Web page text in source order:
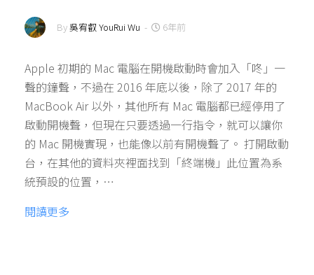
By吳宥叡 YouRui Wu - 6年前
Apple 初期的 Mac 電腦在開機啟動時會加入「咚」一
聲的鐘聲，不過在 2016 年底以後，除了 2017 年的
MacBook Air 以外，其他所有 Mac 電腦都已經停用了
啟動開機聲，但現在只要透過一行指令，就可以讓你
的 Mac 開機實現，也能像以前有開機聲了。 打開啟動
台，在其他的資料夾裡面找到「終端機」此位置為系
統預設的位置，…
閱讀更多